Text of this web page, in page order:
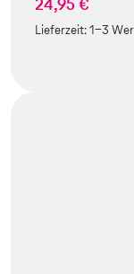
Lieferzeit:1-3